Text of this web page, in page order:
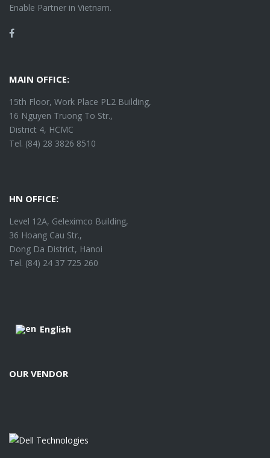
Enable Partner in Vietnam.
MAIN OFFICE:
15th Floor, Work Place PL2 Building,
16 Nguyen Truong To Str.,
District 4, HCMC
Tel. (84) 28 3826 8510
HN OFFICE:
Level 12A, Geleximco Building,
36 Hoang Cau Str.,
Dong Da District, Hanoi
Tel. (84) 24 37 725 260
English
OUR VENDOR